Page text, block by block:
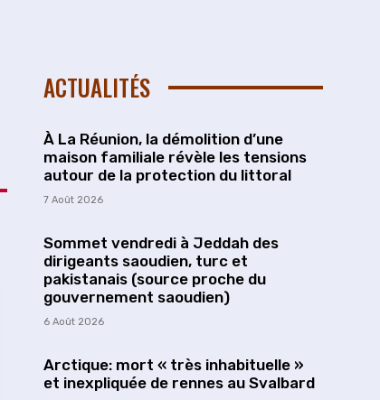
ACTUALITÉS
À La Réunion, la démolition d’une
maison familiale révèle les tensions
autour de la protection du littoral
7 Août 2026
Sommet vendredi à Jeddah des
dirigeants saoudien, turc et
pakistanais (source proche du
gouvernement saoudien)
6 Août 2026
Arctique: mort « très inhabituelle »
et inexpliquée de rennes au Svalbard